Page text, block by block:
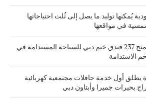
يُمكنها توليد ما يصل إلى ثُلث احتياجاتها
في مواقعها
دبي تسجل رقماً قياسياً بمنح 237 فندق ختم دبي للسياحة المستدامة في
الاستدامة
يطلق أول خدمة حافلات مجتمعية كهربائية
بحيرات جميرا وأبتاون دبي